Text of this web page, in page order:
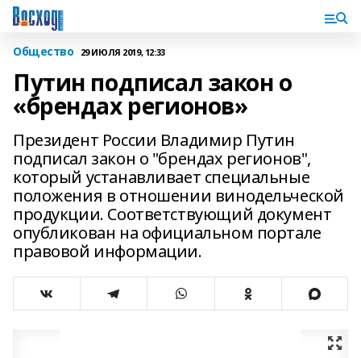
Общество 29 ИЮЛЯ 2019, 12:33
Путин подписал закон о
«брендах регионов»
Президент России Владимир Путин
подписал закон о "брендах регионов",
который устанавливает специальные
положения в отношении винодельческой
продукции. Соответствующий документ
опубликован на официальном портале
правовой информации.